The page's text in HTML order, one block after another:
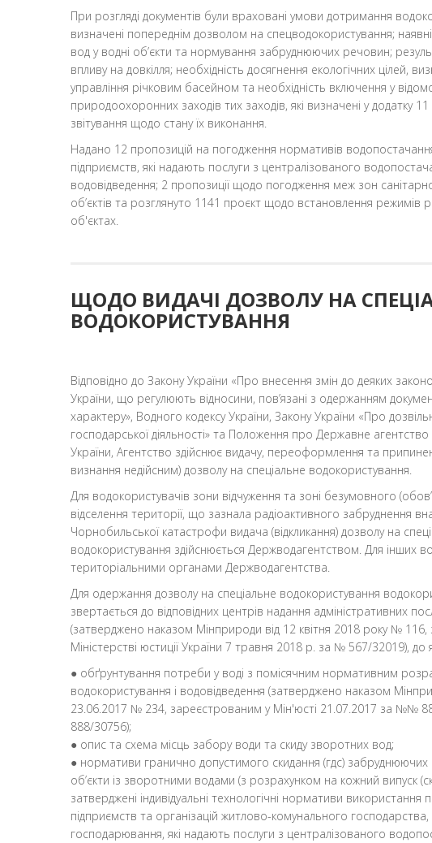
При розгляді документів були враховані умови дотримання
визначені попереднім дозволом на спецводокористування;
вод у водні об’єкти та нормування забруднюючих речовин;
впливу на довкілля; необхідність досягнення екологічних цілей,
управління річковим басейном та необхідність включення у
природоохоронних заходів тих заходів, які визначені у додатку
звітування щодо стану їх виконання.
Надано 12 пропозицій на погодження нормативів
підприємств, які надають послуги з централізованого
водовідведення; 2 пропозиції щодо погодження меж зон
об’єктів та розглянуто 1141 проєкт щодо встановлення режимів
об'єктах.
ЩОДО ВИДАЧІ ДОЗВОЛУ НА
ВОДОКОРИСТУВАННЯ
Відповідно до Закону України «Про внесення змін до деяких
України, що регулюють відносини, пов’язані з одержанням
характеру», Водного кодексу України, Закону України «Про
господарської діяльності» та Положення про Державне агентство
України, Агентство здійснює видачу, переоформлення та
визнання недійсним) дозволу на спеціальне водокористування.
Для водокористувачів зони відчуження та зоні безумовного
відселення території, що зазнала радіоактивного забруднення
Чорнобильської катастрофи видача (відкликання) дозволу на
водокористування здійснюється Держводагентством. Для інших
територіальними органами Держводагентства.
Для одержання дозволу на спеціальне водокористування
звертається до відповідних центрів надання адміністративних
(затверджено наказом Мінприроди від 12 квітня 2018 року №
Міністерстві юстиції України 7 травня 2018 р. за № 567/32019), до
● обґрунтування потреби у воді з помісячним нормативним
водокористування і водовідведення (затверджено наказом
23.06.2017 № 234, зареєстрованим у Мін'юсті 21.07.2017 за №№
888/30756);
● опис та схема місць забору води та скиду зворотних вод;
● нормативи гранично допустимого скидання (гдс) забруднюючих
об’єкти із зворотними водами (з розрахунком на кожний випуск
затверджені індивідуальні технологічні нормативи використання
підприємств та організацій житлово-комунального господарства,
господарювання, які надають послуги з централізованого